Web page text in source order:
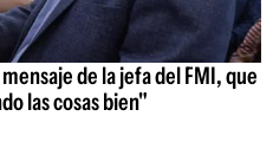
de la jefa del FMI, que
las cosas bien"